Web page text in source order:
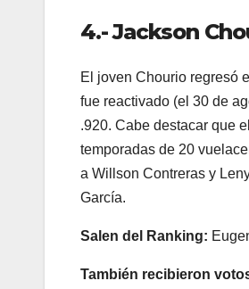
4.- Jackson
El joven Chourio regresó
fue reactivado (el 30 de
.920. Cabe destacar que
temporadas de 20
a Willson Contreras y
García.
Salen del Ranking:
También recibieron